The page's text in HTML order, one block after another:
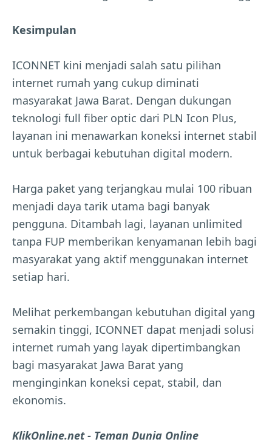
Kesimpulan
ICONNET kini menjadi salah satu pilihan
internet rumah yang cukup diminati
masyarakat Jawa Barat. Dengan dukungan
teknologi full fiber optic dari PLN Icon Plus,
layanan ini menawarkan koneksi internet stabil
untuk berbagai kebutuhan digital modern.
Harga paket yang terjangkau mulai 100 ribuan
menjadi daya tarik utama bagi banyak
pengguna. Ditambah lagi, layanan unlimited
tanpa FUP memberikan kenyamanan lebih bagi
masyarakat yang aktif menggunakan internet
setiap hari.
Melihat perkembangan kebutuhan digital yang
semakin tinggi, ICONNET dapat menjadi solusi
internet rumah yang layak dipertimbangkan
bagi masyarakat Jawa Barat yang
menginginkan koneksi cepat, stabil, dan
ekonomis.
KlikOnline.net - Teman Dunia Online